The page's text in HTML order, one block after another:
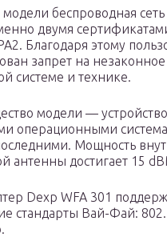
беспроводная
двумя
Благодаря этому
запрет на
системе и технике.
модели —
операционными
Мощность
антенны достигает 15
Dexp WFA 301
стандарты Вай-Фай: